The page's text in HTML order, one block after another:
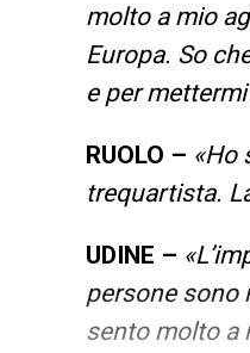
molto a mio
Europa. So
e per
RUOLO – «Ho
trequartista.
UDINE –
persone sono
sento molto a